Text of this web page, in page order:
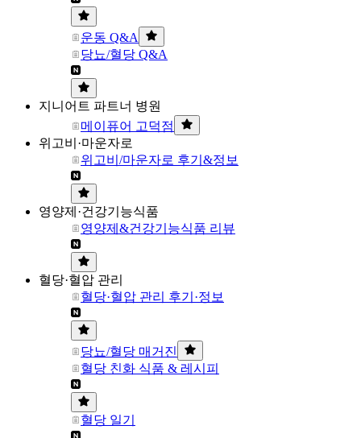
운동 Q&A
당뇨/혈당 Q&A
지니어트 파트너 병원
메이퓨어 고덕점
위고비·마운자로
위고비/마운자로 후기&정보
영양제·건강기능식품
영양제&건강기능식품 리뷰
혈당·혈압 관리
혈당·혈압 관리 후기·정보
당뇨/혈당 매거진
혈당 친화 식품 & 레시피
혈당 일기